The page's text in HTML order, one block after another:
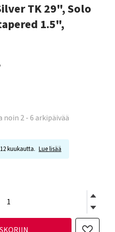
TK 29", Solo
1.5",
noin 2 - 6 arkipäivää
kuukautta. Lue lisää